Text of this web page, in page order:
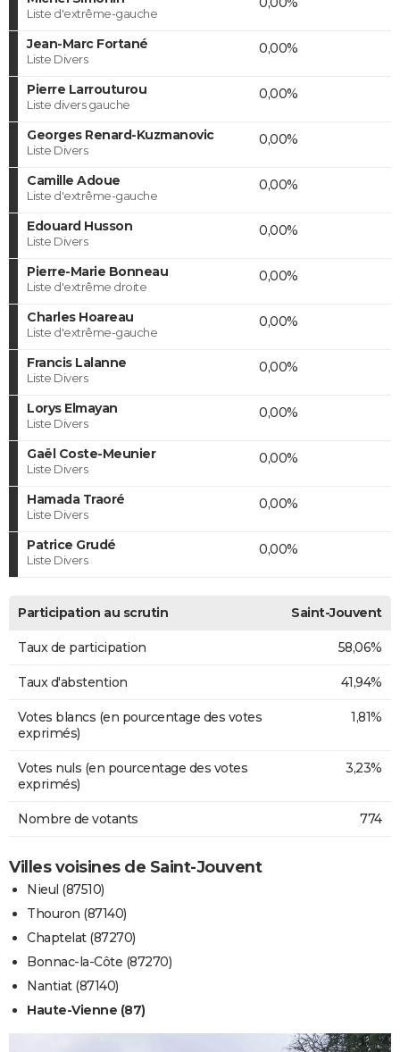
Liste d'extrême-gauche
Jean-Marc Fortané
Liste Divers
0,00%
Pierre Larrouturou
Liste divers gauche
0,00%
Georges Renard-Kuzmanovic
Liste Divers
0,00%
Camille Adoue
Liste d'extrême-gauche
0,00%
Edouard Husson
Liste Divers
0,00%
Pierre-Marie Bonneau
Liste d'extrême droite
0,00%
Charles Hoareau
Liste d'extrême-gauche
0,00%
Francis Lalanne
Liste Divers
0,00%
Lorys Elmayan
Liste Divers
0,00%
Gaël Coste-Meunier
Liste Divers
0,00%
Hamada Traoré
Liste Divers
0,00%
Patrice Grudé
Liste Divers
0,00%
Participation au scrutin Saint-Jouvent
Taux de participation 58,06%
Taux d'abstention 41,94%
Votes blancs (en pourcentage des votes
exprimés)
1,81%
Votes nuls (en pourcentage des votes
exprimés)
3,23%
Nombre de votants 774
Villes voisines de Saint-Jouvent
Nieul (87510)
Thouron (87140)
Chaptelat (87270)
Bonnac-la-Côte (87270)
Nantiat (87140)
Haute-Vienne (87)